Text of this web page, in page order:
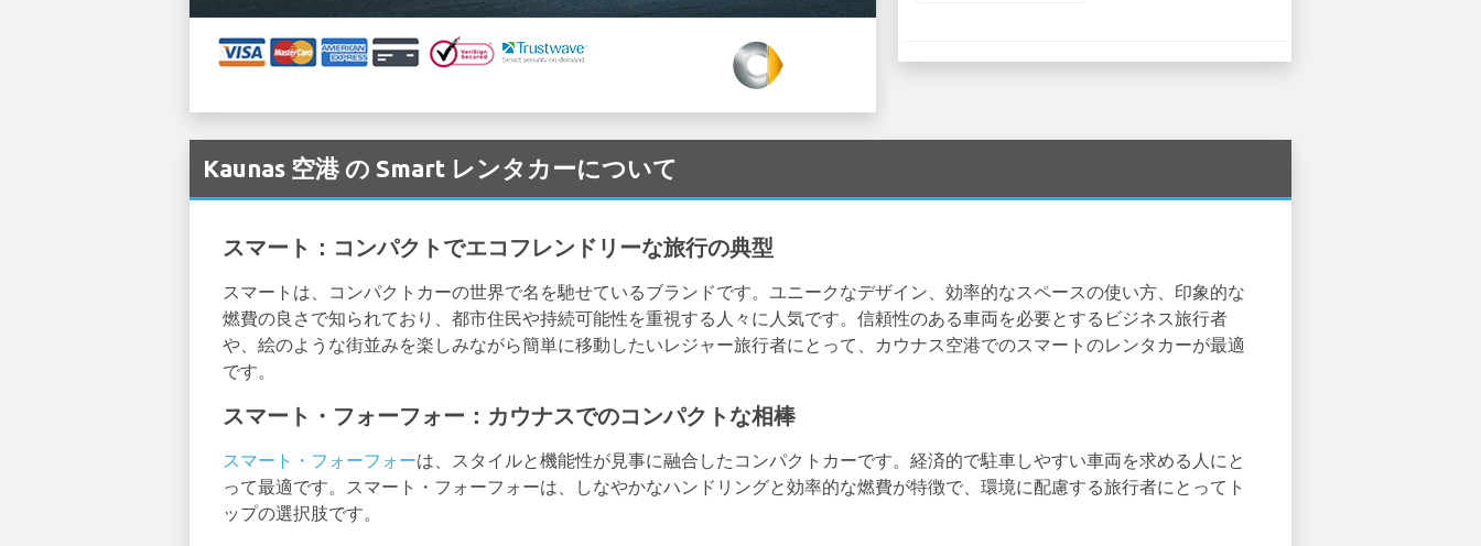
Kaunas 空港 の Smart レンタカーについて
スマート：コンパクトでエコフレンドリーな旅行の典型
スマートは、コンパクトカーの世界で名を馳せているブランドです。ユニークなデザイン、効率的なスペースの使い方、印象的な
燃費の良さで知られており、都市住民や持続可能性を重視する人々に人気です。信頼性のある車両を必要とするビジネス旅行者
や、絵のような街並みを楽しみながら簡単に移動したいレジャー旅行者にとって、カウナス空港でのスマートのレンタカーが最適
です。
スマート・フォーフォー：カウナスでのコンパクトな相棒
スマート・フォーフォーは、スタイルと機能性が見事に融合したコンパクトカーです。経済的で駐車しやすい車両を求める人にと
って最適です。スマート・フォーフォーは、しなやかなハンドリングと効率的な燃費が特徴で、環境に配慮する旅行者にとってト
ップの選択肢です。